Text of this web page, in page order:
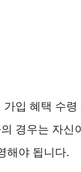
입 혜택 수
경우는 자신
해야 됩니다.